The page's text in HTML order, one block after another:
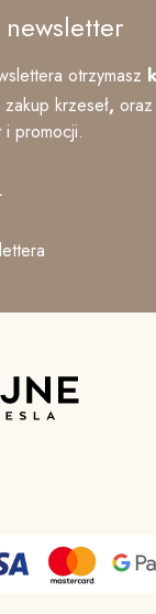
otrzymasz
zakup krzeseł, oraz
promocji.